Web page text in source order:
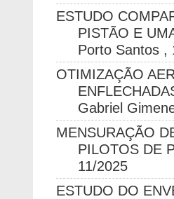
ESTUDO
PISTÃO E
Porto Santos ,
OTIMIZAÇÃO
Gabriel
MENSURAÇÃO
PILOTOS DE
11/2025
ESTUDO DO